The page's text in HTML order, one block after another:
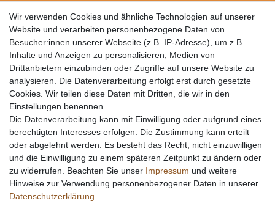
Wir verwenden Cookies und ähnliche Technologien auf unserer
Website und verarbeiten personenbezogene Daten von
Besucher:innen unserer Webseite (z.B. IP-Adresse), um z.B.
Inhalte und Anzeigen zu personalisieren, Medien von
Drittanbietern einzubinden oder Zugriffe auf unsere Website zu
analysieren. Die Datenverarbeitung erfolgt erst durch gesetzte
Cookies. Wir teilen diese Daten mit Dritten, die wir in den
Einstellungen benennen.
Die Datenverarbeitung kann mit Einwilligung oder aufgrund eines
berechtigten Interesses erfolgen. Die Zustimmung kann erteilt
oder abgelehnt werden. Es besteht das Recht, nicht einzuwilligen
und die Einwilligung zu einem späteren Zeitpunkt zu ändern oder
zu widerrufen. Beachten Sie unser Impressum und weitere
Hinweise zur Verwendung personenbezogener Daten in unserer
Daten­schutz­erklärung